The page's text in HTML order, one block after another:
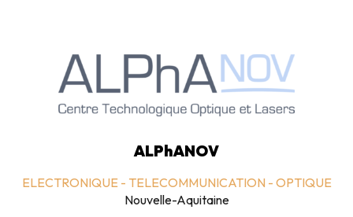
ALPhANOV
ELECTRONIQUE - TELECOMMUNICATION - OPTIQUE
Nouvelle-Aquitaine